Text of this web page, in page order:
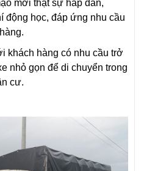
mới thật sự hấp dẫn,
động học, đáp ứng nhu cầu
khách hàng có nhu cầu trở
nhỏ gọn để di chuyển trong
cư.